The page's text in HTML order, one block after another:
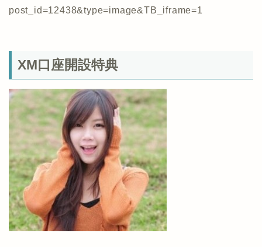
post_id=12438&type=image&TB_iframe=1
XM口座開設特典